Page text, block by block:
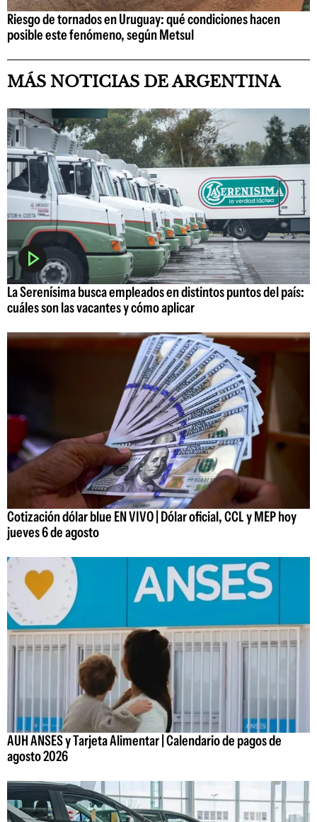
Riesgo de tornados en Uruguay: qué condiciones hacen
posible este fenómeno, según Metsul
MÁS NOTICIAS DE ARGENTINA
La Serenísima busca empleados en distintos puntos del país:
cuáles son las vacantes y cómo aplicar
Cotización dólar blue EN VIVO | Dólar oficial, CCL y MEP hoy
jueves 6 de agosto
AUH ANSES y Tarjeta Alimentar | Calendario de pagos de
agosto 2026